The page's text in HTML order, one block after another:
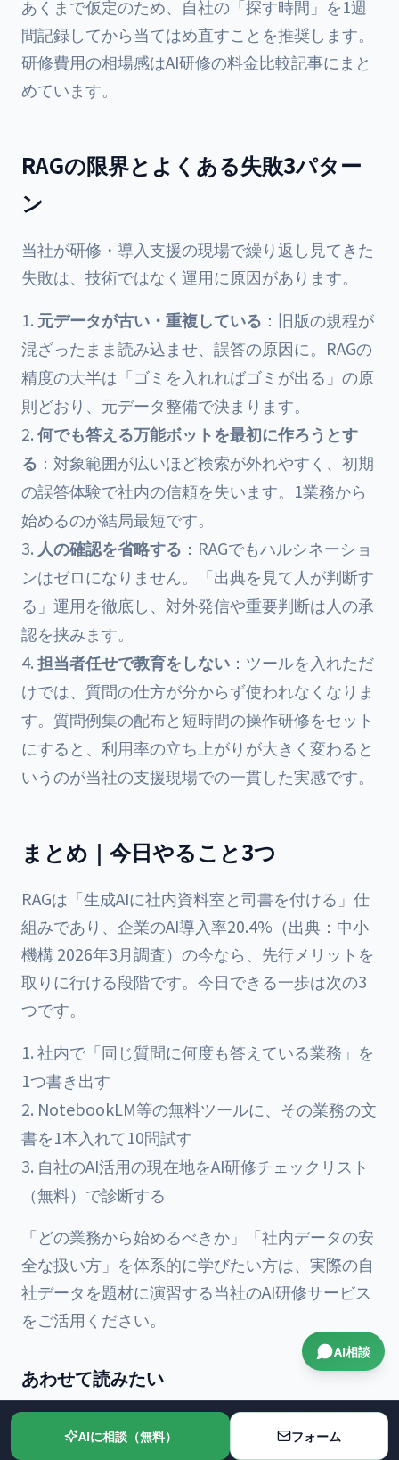
あくまで仮定のため、自社の「探す時間」を1週
間記録してから当てはめ直すことを推奨します。
研修費用の相場感はAI研修の料金比較記事にまと
めています。
RAGの限界とよくある失敗3パター
ン
当社が研修・導入支援の現場で繰り返し見てきた
失敗は、技術ではなく運用に原因があります。
元データが古い・重複している ：旧版の規程が
混ざったまま読み込ませ、誤答の原因に。RAGの
精度の大半は「ゴミを入れればゴミが出る」の原
則どおり、元データ整備で決まります。
何でも答える万能ボットを最初に作ろうとす
る ：対象範囲が広いほど検索が外れやすく、初期
の誤答体験で社内の信頼を失います。1業務から
始めるのが結局最短です。
人の確認を省略する ：RAGでもハルシネーショ
ンはゼロになりません。「出典を見て人が判断す
る」運用を徹底し、対外発信や重要判断は人の承
認を挟みます。
担当者任せで教育をしない ：ツールを入れただ
けでは、質問の仕方が分からず使われなくなりま
す。質問例集の配布と短時間の操作研修をセット
にすると、利用率の立ち上がりが大きく変わると
いうのが当社の支援現場での一貫した実感です。
まとめ｜今日やること3つ
RAGは「生成AIに社内資料室と司書を付ける」仕
組みであり、企業のAI導入率20.4%（出典：中小
機構 2026年3月調査）の今なら、先行メリットを
取りに行ける段階です。今日できる一歩は次の3
つです。
社内で「同じ質問に何度も答えている業務」を
1つ書き出す
NotebookLM等の無料ツールに、その業務の文
書を1本入れて10問試す
自社のAI活用の現在地をAI研修チェックリスト
（無料） で診断する
「どの業務から始めるべきか」「社内データの安
全な扱い方」を体系的に学びたい方は、実際の自
社データを題材に演習する当社のAI研修サービス
をご活用ください。
あわせて読みたい
Claude Fable 5とOpus 5の違い｜料金・性
能・実務での使い分け
AIに相談（無料） フォーム
AI相談